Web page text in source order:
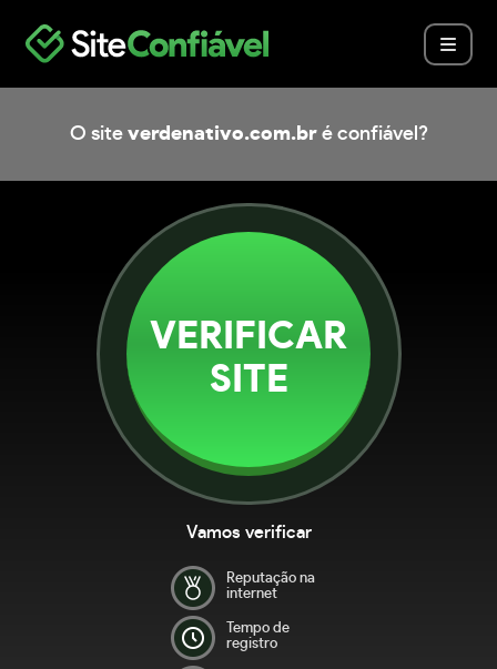
O site verdenativo.com.bré confiável?
VERIFICAR
SITE
Vamos verificar
Reputação na
internet
Tempo de
registro